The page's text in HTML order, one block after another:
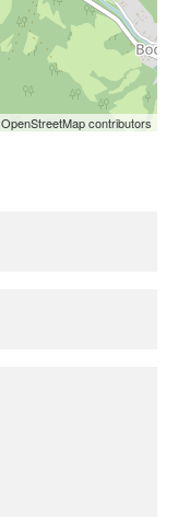
OpenStreetMapcontributors